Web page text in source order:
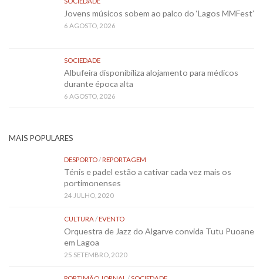
Jovens músicos sobem ao palco do ‘Lagos MMFest’
6 AGOSTO, 2026
SOCIEDADE
Albufeira disponibiliza alojamento para médicos
durante época alta
6 AGOSTO, 2026
MAIS POPULARES
DESPORTO/REPORTAGEM
Ténis e padel estão a cativar cada vez mais os
portimonenses
24 JULHO, 2020
CULTURA/EVENTO
Orquestra de Jazz do Algarve convida Tutu Puoane
em Lagoa
25 SETEMBRO, 2020